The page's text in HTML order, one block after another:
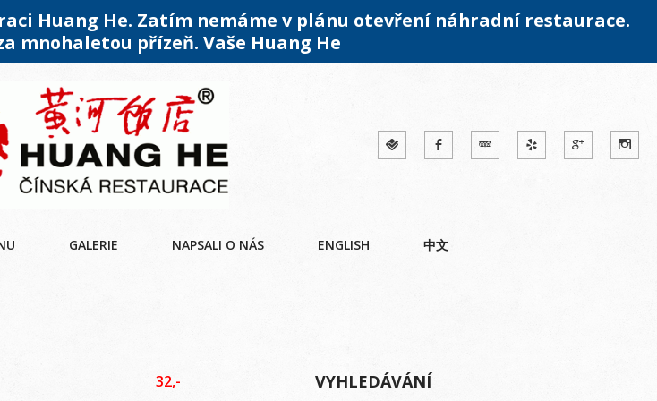
Huang He. Zatím nemáme v plánu otevření náhradní restaurace.
mnohaletou přízeň. Vaše Huang He
GALERIE NAPSALI O NÁS ENGLISH 中文
32,- VYHLEDÁVÁNÍ